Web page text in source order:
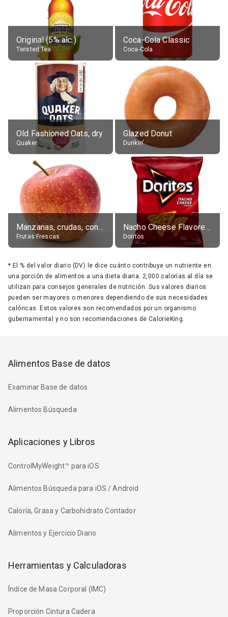
Original (5% alc.)
Twisted Tea
Coca-Cola Classic
Coca-Cola
Old Fashioned Oats, dry
Quaker
Glazed Donut
Dunkin'
Manzanas, crudas, con piel
Frutas Frescas
Nacho Cheese Flavored Tortilla Chips
Doritos
* El % del valor diario (DV) le dice cuánto contribuye un nutriente en
una porción de alimentos a una dieta diaria. 2,000 calorías al día se
utilizan para consejos generales de nutrición. Sus valores diarios
pueden ser mayores o menores dependiendo de sus necesidades
calóricas. Estos valores son recomendados por un organismo
gubernamental y no son recomendaciones de CalorieKing.
Alimentos Base de datos
Examinar Base de datos
Alimentos Búsqueda
Aplicaciones y Libros
ControlMyWeight™ para iOS
Alimentos Búsqueda para iOS / Android
Caloría, Grasa y Carbohidrato Contador
Alimentos y Ejercicio Diario
Herramientas y Calculadoras
Índice de Masa Corporal (IMC)
Proporción Cintura Cadera